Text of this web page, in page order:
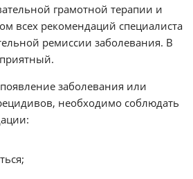
грамотной терапии и
всех рекомендаций специалиста
ремиссии заболевания. В
заболевания или
необходимо соблюдать